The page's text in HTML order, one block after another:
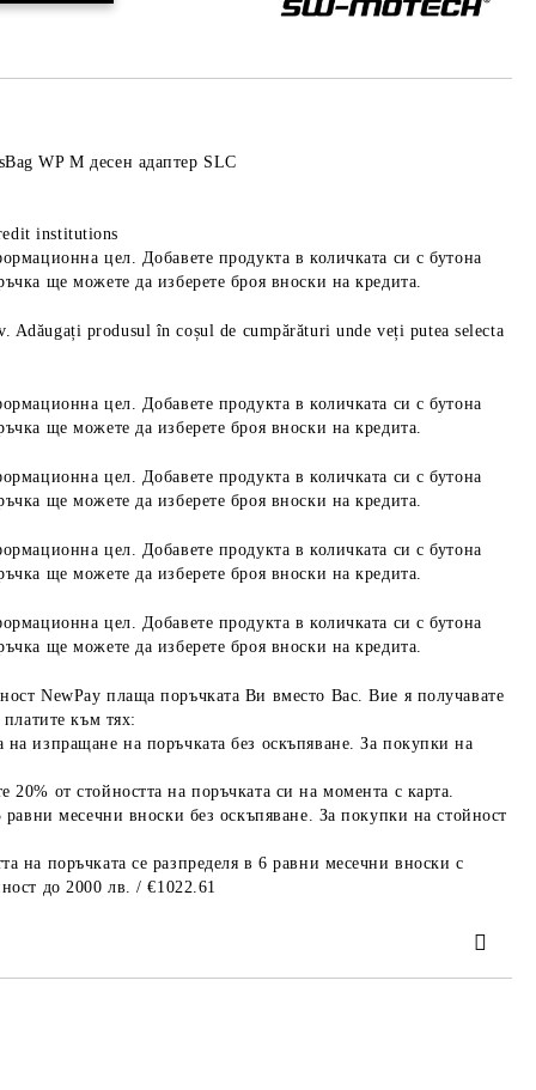
WP M десен адаптер SLC
institutions
цел. Добавете продукта в количката си с бутона
ще можете да изберете броя вноски на кредита.
Adăugați produsul în coșul de cumpărături unde veți putea selecta
цел. Добавете продукта в количката си с бутона
ще можете да изберете броя вноски на кредита.
цел. Добавете продукта в количката си с бутона
ще можете да изберете броя вноски на кредита.
цел. Добавете продукта в количката си с бутона
ще можете да изберете броя вноски на кредита.
цел. Добавете продукта в количката си с бутона
ще можете да изберете броя вноски на кредита.
NewPay плаща поръчката Ви вместо Вас. Вие я получавате
към тях:
изпращане на поръчката без оскъпяване. За покупки на
от стойността на поръчката си на момента с карта.
равни месечни вноски без оскъпяване. За покупки на стойност
на поръчката се разпределя в 6 равни месечни вноски с
до 2000 лв. / €1022.61